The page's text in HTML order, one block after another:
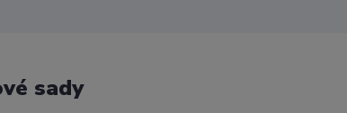
sady